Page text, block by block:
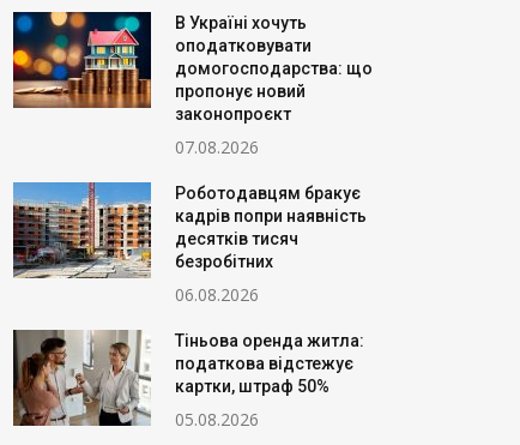
В Україні хочуть
оподатковувати
домогосподарства: що
пропонує новий
законопроєкт
07.08.2026
Роботодавцям бракує
кадрів попри наявність
десятків тисяч
безробітних
06.08.2026
Тіньова оренда житла:
податкова відстежує
картки, штраф 50%
05.08.2026